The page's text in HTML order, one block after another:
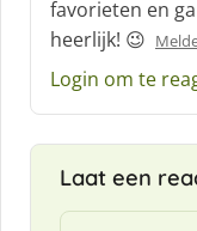
r
e
e
:
favorieten en
heerlijk! 😉
Login om te
Laat een